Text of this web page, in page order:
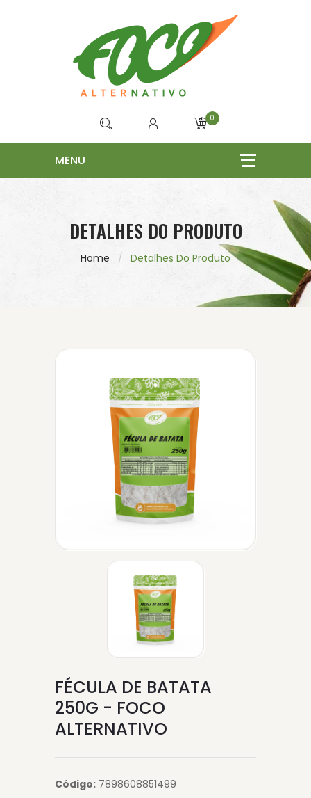
0
DETALHES DO PRODUTO
Home Detalhes Do Produto
FÉCULA DE BATATA
250G - FOCO
ALTERNATIVO
Código: 7898608851499